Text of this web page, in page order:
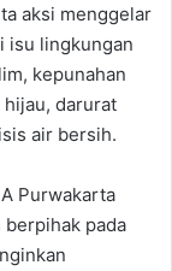
aksi menggelar
isu lingkungan
kepunahan
hijau, darurat
air bersih.
Purwakarta
pada